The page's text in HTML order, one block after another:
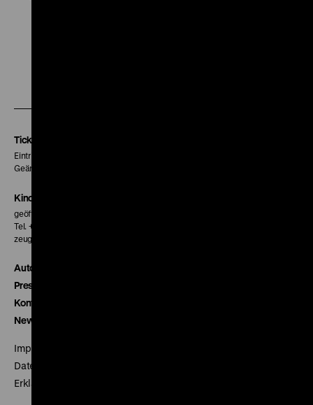
Tickets
Eintritt 5 €
Geänderte Preise sind im Programm vermerkt.
Kinokasse
geöffnet 30 Minuten vor Beginn der ersten Vorstellung
Tel. + 49 30 20304-770
zeughauskino@dhm.de
Autor*innen
Presse
Kontakt
Newsletter
Impressum
Datenschutz
Erklärung digitale Barrierefreiheit